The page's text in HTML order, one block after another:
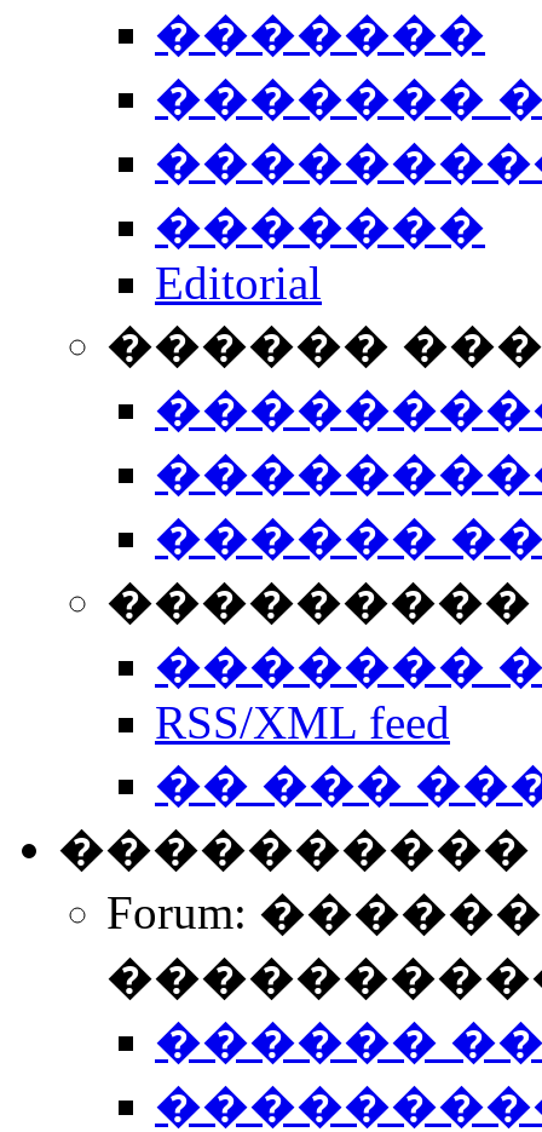
�������
�������
�������
Editorial
������
������
���������
�������
RSS/XML feed
�� ���
����������
Forum:
������